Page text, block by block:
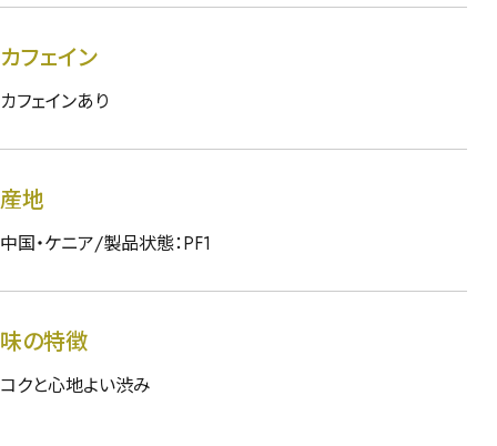
カフェイン
カフェインあり
産地
中国・ケニア/製品状態：PF1
味の特徴
コクと心地よい渋み